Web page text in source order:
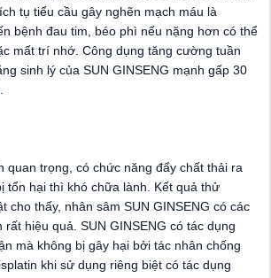
tụ tiểu cầu gây nghẽn mạch máu là
bệnh đau tim, béo phì nếu nặng hơn có thể
mất trí nhớ. Công dụng tăng cường tuần
sinh lý của SUN GINSENG mạnh gấp 30
quan trọng, có chức năng đẩy chất thải ra
tổn hại thì khó chữa lành. Kết quả thử
cho thấy, nhân sâm SUN GINSENG có các
hiệu quả. SUN GINSENG có tác dụng
mà không bị gây hại bởi tác nhân chống
khi sử dụng riêng biệt có tác dụng